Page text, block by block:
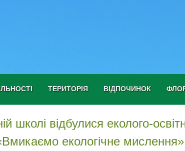
ТЕРИТОРІЯ ВІДПОЧИНОК
школі відбулися еколого-
екологічне мислення»